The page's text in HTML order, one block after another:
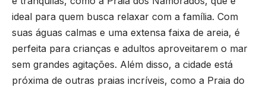
ideal para quem busca relaxar com a família. Com
suas águas calmas e uma extensa faixa de areia, é
perfeita para crianças e adultos aproveitarem o mar
sem grandes agitações. Além disso, a cidade está
próxima de outras praias incríveis, como a Praia do